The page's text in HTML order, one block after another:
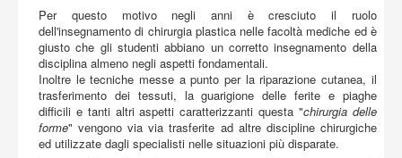
Per questo motivo negli anni è cresciuto il ruolo
dell'insegnamento di chirurgia plastica nelle facoltà mediche ed è
giusto che gli studenti abbiano un corretto insegnamento della
disciplina almeno negli aspetti fondamentali.
Inoltre le tecniche messe a punto per la riparazione cutanea, il
trasferimento dei tessuti, la guarigione delle ferite e piaghe
difficili e tanti altri aspetti caratterizzanti questa "chirurgia delle
forme" vengono via via trasferite ad altre discipline chirurgiche
ed utilizzate dagli specialisti nelle situazioni più disparate.